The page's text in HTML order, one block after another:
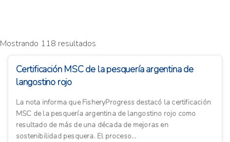
Mostrando 118 resultados
Certificación MSC de la pesquería argentina de
langostino rojo
La nota informa que FisheryProgress destacó la certificación
MSC de la pesquería argentina de langostino rojo como
resultado de más de una década de mejoras en
sostenibilidad pesquera. El proceso...